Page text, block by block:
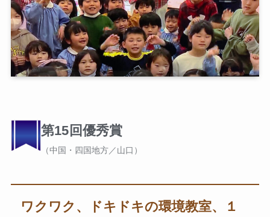
第15回優秀賞
（中国・四国地方／山口）
ワクワク、ドキドキの環境教室、１